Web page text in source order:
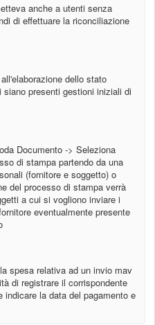
anche a utenti senza
di effettuare la riconciliazione
dello stato
presenti gestioni iniziali di
Documento -> Seleziona
di stampa partendo da una
(fornitore e soggetto) o
del processo di stampa verrà
a cui si vogliono inviare i
eventualmente presente
spesa relativa ad un invio mav
di registrare il corrispondente
indicare la data del pagamento e